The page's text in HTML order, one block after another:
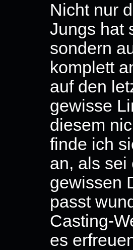
Nicht nur
Jungs hat
sondern
komplett
auf den
gewisse
diesem
finde ich
an, als sei
gewissen
passt
Casting-
es